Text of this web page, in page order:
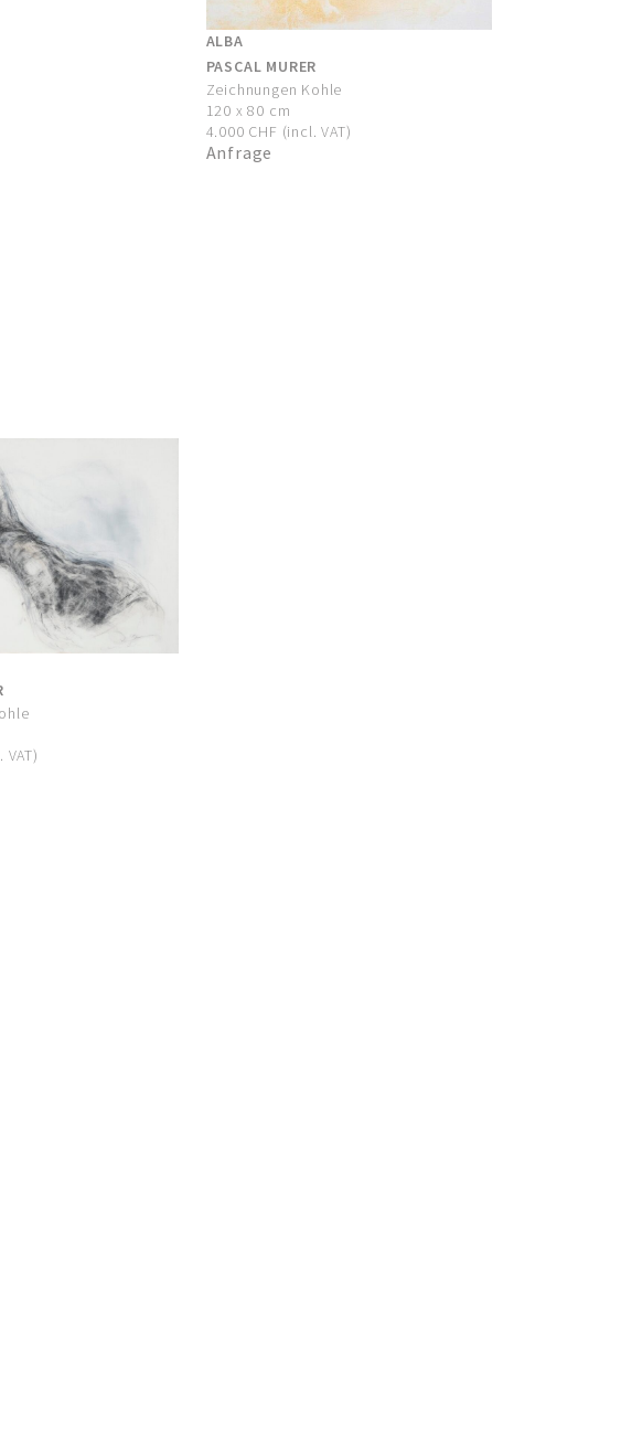
ALBA
PASCAL MURER
Zeichnungen Kohle
120 x 80 cm
4.000 CHF (incl. VAT)
Anfrage